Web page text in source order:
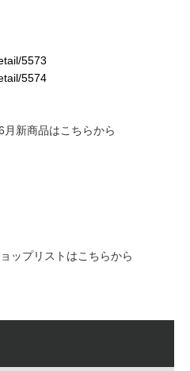
5573
5574
新商品はこちらから
ップリストはこちらから